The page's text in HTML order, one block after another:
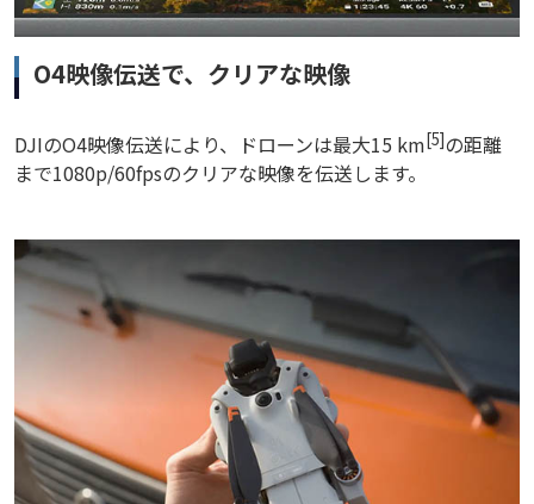
O4映像伝送で、クリアな映像
DJIのO4映像伝送により、ドローンは最大15 km[5]の距離
まで1080p/60fpsのクリアな映像を伝送します。